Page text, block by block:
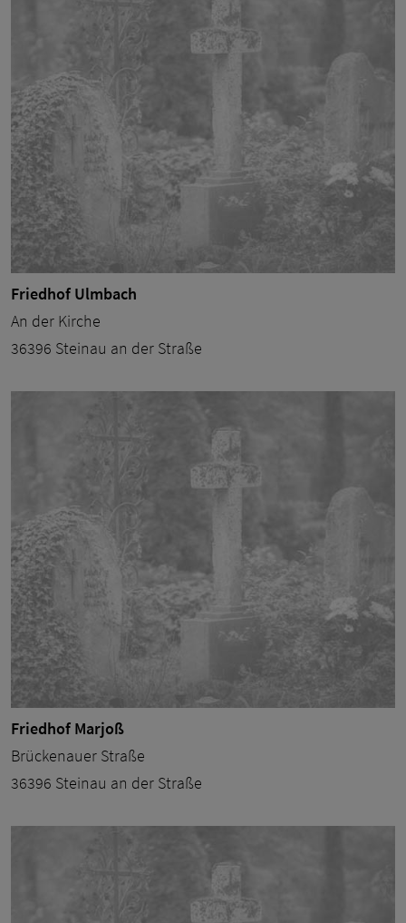
Friedhof Ulmbach
An der Kirche
36396 Steinau an der Straße
Friedhof Marjoß
Brückenauer Straße
36396 Steinau an der Straße